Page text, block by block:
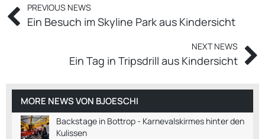
PREVIOUS NEWS
Ein Besuch im Skyline Park aus Kindersicht
NEXT NEWS
Ein Tag in Tripsdrill aus Kindersicht
MORE NEWS VON BJOESCHI
Backstage in Bottrop - Karnevalskirmes hinter den
Kulissen